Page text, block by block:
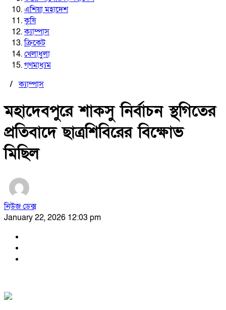
এশিয়া মহাদেশ
কৃষি
ক্যাম্পাস
ক্রিকেট
খেলাধুলা
গণমাধ্যম
/ক্যাম্পাস
মহাদেবপুরে শাকসু নির্বাচন স্থগিতের
প্রতিবাদে ছাত্রশিবিরের বিক্ষোভ
মিছিল
নিউজ ডেক্স
January 22, 2026 12:03 pm